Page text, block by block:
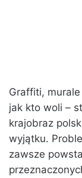
Graffiti,
jak kto woli –
krajobraz
wyjątku.
zawsze